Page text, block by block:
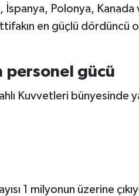
Polonya, Kanada
en güçlü dördüncü
personel gücü
Kuvvetleri bünyesinde
1 milyonun üzerine